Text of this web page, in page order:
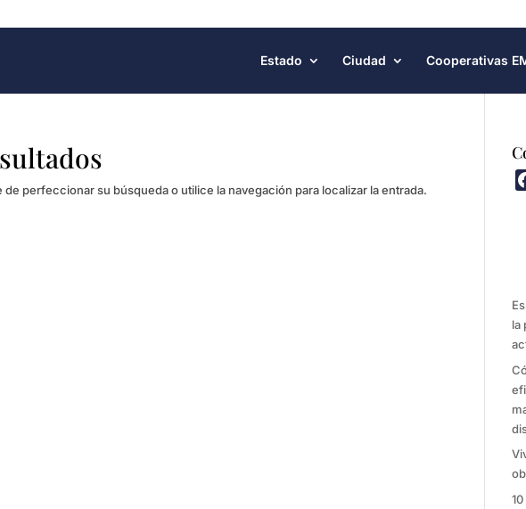
Estado Ciudad Cooperativas
perfeccionar su búsqueda o utilice la navegación para localizar la entrada.
la